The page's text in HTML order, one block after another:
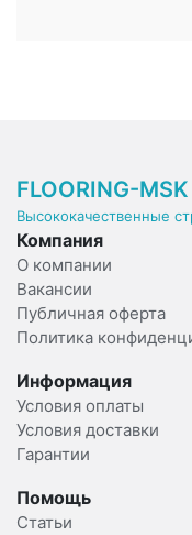
FLOORING-MSK
Высококачественные
Компания
О компании
Вакансии
Публичная оферта
Политика
Информация
Условия оплаты
Условия доставки
Гарантии
Помощь
Статьи